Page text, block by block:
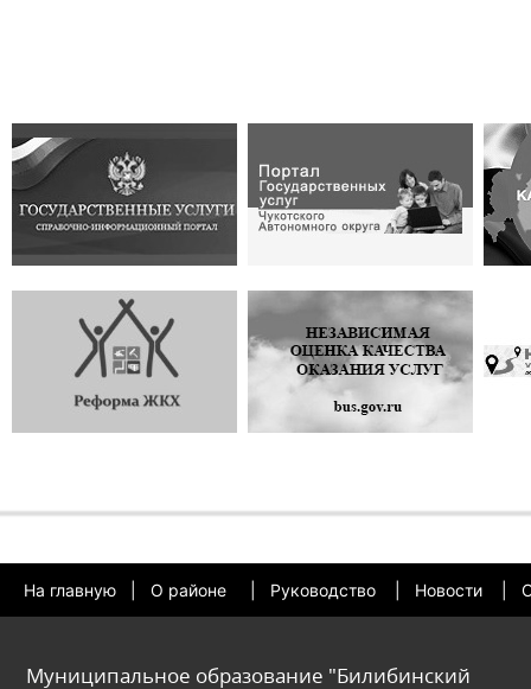
На главную О районе Руководство Новости
Муниципальное образование "Билибинский